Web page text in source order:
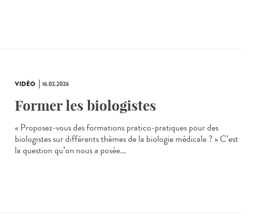
VIDÉO 16.02.2026
Former les biologistes
« Proposez‑vous des formations pratico‑pratiques pour des
biologistes sur différents thèmes de la biologie médicale ? » C’est
la question qu’on nous a posée...